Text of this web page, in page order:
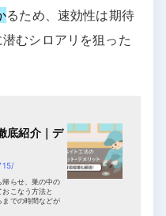
るため、速効性は期待
むシロアリを狙った
底紹介｜デ
らせ、巣の中の
こなう方法と
での時間などが